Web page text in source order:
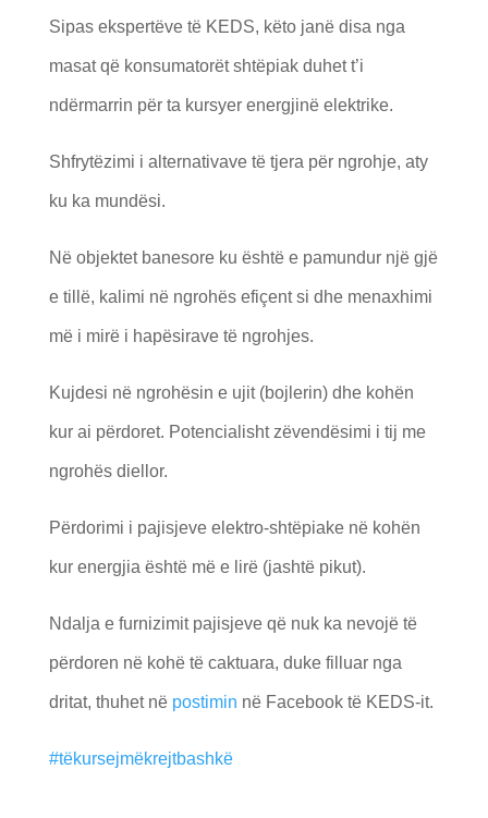
Sipas ekspertëve të KEDS, këto janë disa nga
masat që konsumatorët shtëpiak duhet t’i
ndërmarrin për ta kursyer energjinë elektrike.
Shfrytëzimi i alternativave të tjera për ngrohje, aty
ku ka mundësi.
Në objektet banesore ku është e pamundur një gjë
e tillë, kalimi në ngrohës efiçent si dhe menaxhimi
më i mirë i hapësirave të ngrohjes.
Kujdesi në ngrohësin e ujit (bojlerin) dhe kohën
kur ai përdoret. Potencialisht zëvendësimi i tij me
ngrohës diellor.
Përdorimi i pajisjeve elektro-shtëpiake në kohën
kur energjia është më e lirë (jashtë pikut).
Ndalja e furnizimit pajisjeve që nuk ka nevojë të
përdoren në kohë të caktuara, duke filluar nga
dritat, thuhet në postimin në Facebook të KEDS-it.
#tëkursejmëkrejtbashkë